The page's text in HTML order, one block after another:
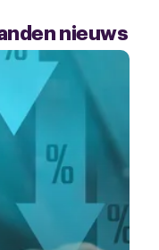
nieuws